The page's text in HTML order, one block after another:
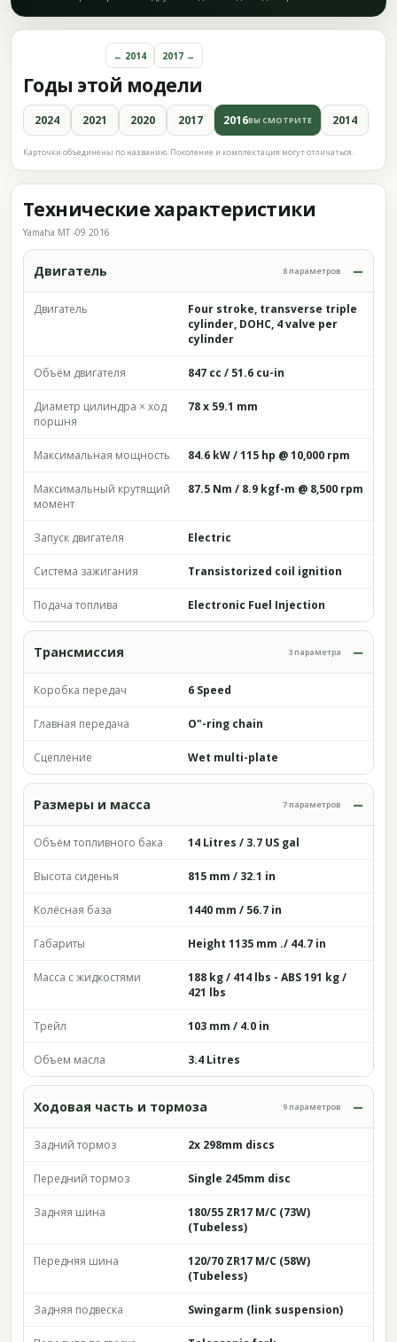
Годы этой модели
← 2014 2017 →
2024 2021 2020 2017 2016ВЫ СМОТРИТЕ 2014
Карточки объединены по названию. Поколение и комплектация могут отличаться.
Технические характеристики
Yamaha MT -09 2016
Двигатель 8 параметров
Двигатель
Four stroke, transverse triple
cylinder, DOHC, 4 valve per
cylinder
Объём двигателя 847 cc / 51.6 cu-in
Диаметр цилиндра × ход
поршня
78 x 59.1 mm
Максимальная мощность 84.6 kW / 115 hp @ 10,000 rpm
Максимальный крутящий
момент
87.5 Nm / 8.9 kgf-m @ 8,500 rpm
Запуск двигателя Electric
Система зажигания Transistorized coil ignition
Подача топлива Electronic Fuel Injection
Трансмиссия 3 параметра
Коробка передач 6 Speed
Главная передача O"-ring chain
Сцепление Wet multi-plate
Размеры и масса 7 параметров
Объём топливного бака 14 Litres / 3.7 US gal
Высота сиденья 815 mm / 32.1 in
Колёсная база 1440 mm / 56.7 in
Габариты Height 1135 mm ./ 44.7 in
Масса с жидкостями
188 kg / 414 lbs - ABS 191 kg /
421 lbs
Трейл 103 mm / 4.0 in
Объем масла 3.4 Litres
Ходовая часть и тормоза 9 параметров
Задний тормоз 2x 298mm discs
Передний тормоз Single 245mm disc
Задняя шина
180/55 ZR17 M/C (73W)
(Tubeless)
Передняя шина
120/70 ZR17 M/C (58W)
(Tubeless)
Задняя подвеска Swingarm (link suspension)